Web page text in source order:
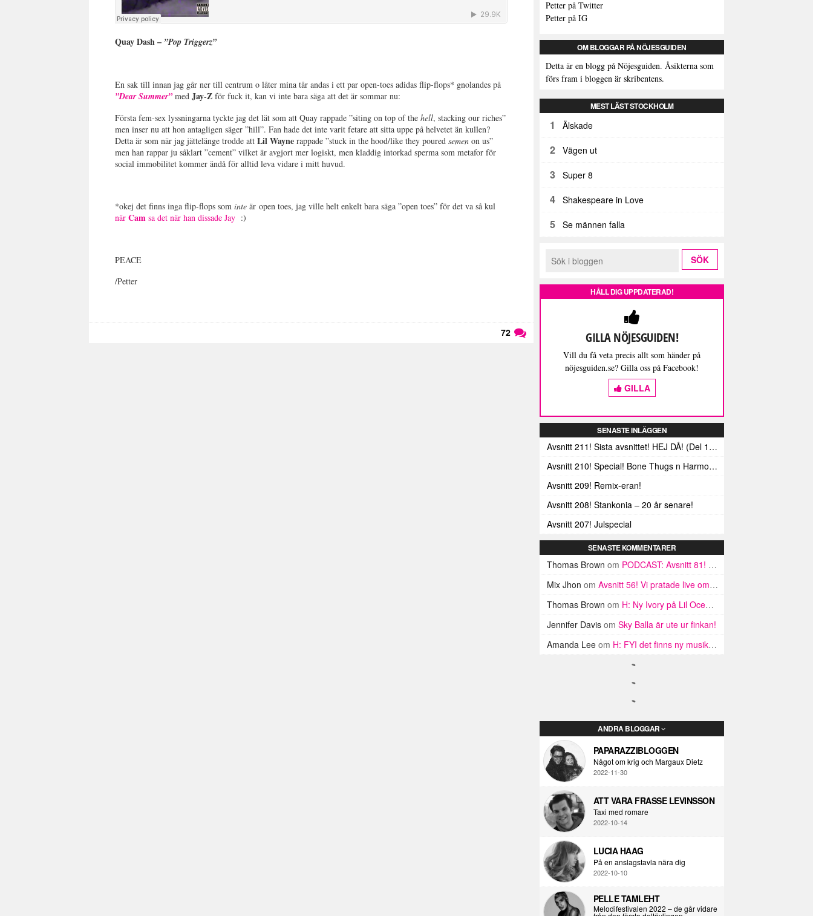
Quay Dash – ”Pop Triggerz”
En sak till innan jag går ner till centrum o låter mina tår andas i ett par open-toes adidas flip-flops* gnolandes på
”Dear Summer”medJay-Zför fuck it, kan vi inte bara säga att det är sommar nu:
Första fem-sex lyssningarna tyckte jag det lät som att Quay rappade ”siting on top of thehell, stacking our riches”
men inser nu att hon antagligen säger ”hill”. Fan hade det inte varit fetare att sitta uppe på helvetet än kullen?
Detta är som när jag jättelänge trodde attLil Wayne rappade ”stuck in the hood/like they pouredsemenon us”
men han rappar ju såklart ”cement” vilket är avgjort mer logiskt, men kladdig intorkad sperma som metafor för
social immobilitet kommer ändå för alltid leva vidare i mitt huvud.
*okej det finns inga flip-flops sominteär open toes, jag ville helt enkelt bara säga ”open toes” för det va så kul
närCam sa det när han dissade Jay :)
PEACE
/Petter
72
Petter på Twitter
Petter på IG
OM BLOGGAR PÅ NÖJESGUIDEN
Detta är en blogg på Nöjesguiden. Åsikterna som
förs fram i bloggen är skribentens.
MEST LÄST STOCKHOLM
1 Älskade
2 Vägen ut
3 Super 8
4 Shakespeare in Love
5 Se männen falla
HÅLL DIG UPPDATERAD!
GILLA NÖJESGUIDEN!
Vill du få veta precis allt som händer på
nöjesguiden.se? Gilla oss på Facebook!
GILLA
SENASTE INLÄGGEN
Avsnitt 211! Sista avsnittet! HEJ DÅ! (Del 1 och 2)
Avsnitt 210! Special! Bone Thugs n Harmonys album E.1999 Eternal
Avsnitt 209! Remix-eran!
Avsnitt 208! Stankonia – 20 år senare!
Avsnitt 207! Julspecial
SENASTE KOMMENTARER
Thomas Brown om PODCAST: Avsnitt 81! Hej 2015!
Mix Jhon om Avsnitt 56! Vi pratade live om namn
Thomas Brown om H: Ny Ivory på Lil Ocean-beat
Jennifer Davis om Sky Balla är ute ur finkan!
Amanda Lee om H: FYI det finns ny musik jag ska lyssna på
ANDRA BLOGGAR
PAPARAZZIBLOGGEN
Något om krig och Margaux Dietz
2022-11-30
ATT VARA FRASSE LEVINSSON
Taxi med romare
2022-10-14
LUCIA HAAG
På en anslagstavla nära dig
2022-10-10
PELLE TAMLEHT
Melodifestivalen 2022 – de går vidare